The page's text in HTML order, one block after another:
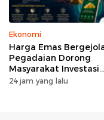
Ekonomi
Harga Emas
Pegadaian Dorong
Masyarakat Investasi
Secara Bertahap
24 jam yang lalu